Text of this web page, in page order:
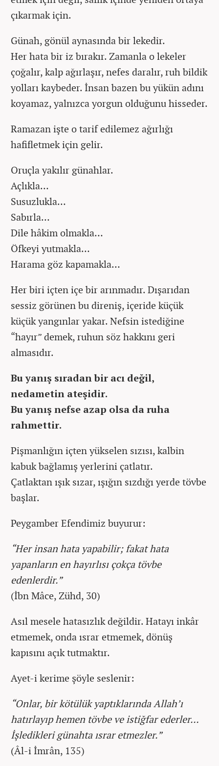
çıkarmak için.
Günah, gönül aynasında bir lekedir.
Her hata bir iz bırakır. Zamanla o lekeler
çoğalır, kalp ağırlaşır, nefes daralır, ruh bildik
yolları kaybeder. İnsan bazen bu yükün adını
koyamaz, yalnızca yorgun olduğunu hisseder.
Ramazan işte o tarif edilemez ağırlığı
hafifletmek için gelir.
Oruçla yakılır günahlar.
Açlıkla…
Susuzlukla…
Sabırla…
Dile hâkim olmakla…
Öfkeyi yutmakla…
Harama göz kapamakla…
Her biri içten içe bir arınmadır. Dışarıdan
sessiz görünen bu direniş, içeride küçük
küçük yangınlar yakar. Nefsin istediğine
“hayır” demek, ruhun söz hakkını geri
almasıdır.
Bu yanış sıradan bir acı değil,
nedametin ateşidir.
Bu yanış nefse azap olsa da ruha
rahmettir.
Pişmanlığın içten yükselen sızısı, kalbin
kabuk bağlamış yerlerini çatlatır.
Çatlaktan ışık sızar, ışığın sızdığı yerde tövbe
başlar.
Peygamber Efendimiz buyurur:
“Her insan hata yapabilir; fakat hata
yapanların en hayırlısı çokça tövbe
edenlerdir.”
(İbn Mâce, Zühd, 30)
Asıl mesele hatasızlık değildir. Hatayı inkâr
etmemek, onda ısrar etmemek, dönüş
kapısını açık tutmaktır.
Ayet-i kerime şöyle seslenir:
“Onlar, bir kötülük yaptıklarında Allah’ı
hatırlayıp hemen tövbe ve istiğfar ederler…
İşledikleri günahta ısrar etmezler.”
(Âl-i İmrân, 135)